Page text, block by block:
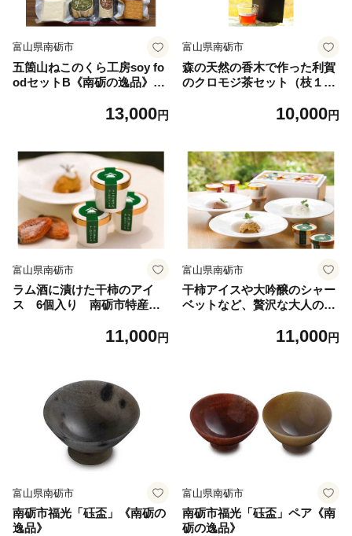
富山県南砺市
五箇山ねこのくら工房soy fo
odセットB《南砺の逸品》
コン風味 ゆず味噌漬け 楮の
13,000円
富山県南砺市
森の天然の香木で作った利賀
のクロモジ茶セット（枝１節
10,000円
富山県南砺市
ラム酒に漬けた干柿のアイ
ス 6個入り 南砺市特産の
11,000円
富山県南砺市
干柿アイスや大吟醸のシャー
ベットなど、贅沢な大人のア
ラエティセット 6個入り
11,000円
富山県南砺市
南砺市福光「砡盃」《南砺の
逸品》
富山県南砺市
南砺市福光「砡盃」ペア《南
砺の逸品》